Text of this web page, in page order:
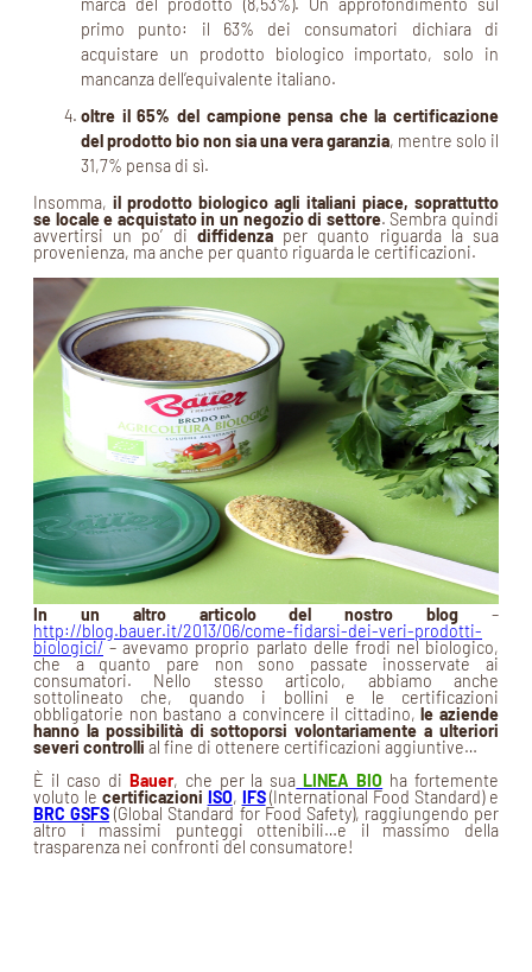
primo punto: il 63% dei consumatori dichiara di
acquistare un prodotto biologico importato, solo in
mancanza dell’equivalente italiano.
oltre il 65% del campione pensa che la certificazione
del prodotto bio non sia una vera garanzia, mentre solo il
31,7% pensa di sì.
Insomma, il prodotto biologico agli italiani piace, soprattutto
se locale e acquistato in un negozio di settore. Sembra quindi
avvertirsi un po’ di diffidenza per quanto riguarda la sua
provenienza, ma anche per quanto riguarda le certificazioni.
In un altro articolo del nostro blog –
http://blog.bauer.it/2013/06/come-fidarsi-dei-veri-prodotti-
biologici/– avevamo proprio parlato delle frodi nel biologico,
che a quanto pare non sono passate inosservate ai
consumatori. Nello stesso articolo, abbiamo anche
sottolineato che, quando i bollini e le certificazioni
obbligatorie non bastano a convincere il cittadino,le aziende
hanno la possibilità di sottoporsi volontariamente a ulteriori
severi controlli al fine di ottenere certificazioni aggiuntive…
È il caso di Bauer, che per la sua LINEA BIO ha fortemente
voluto le certificazioni ISO, IFS(International Food Standard) e
BRC GSFS (Global Standard for Food Safety), raggiungendo per
altro i massimi punteggi ottenibili…e il massimo della
trasparenza nei confronti del consumatore!